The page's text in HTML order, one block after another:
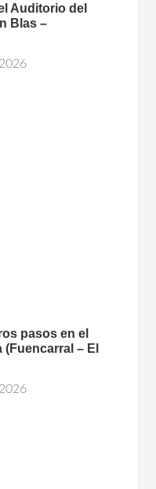
Auditorio del
Blas –
pasos en el
(Fuencarral – El